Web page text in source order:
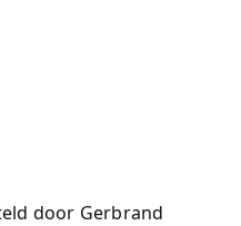
door Gerbrand